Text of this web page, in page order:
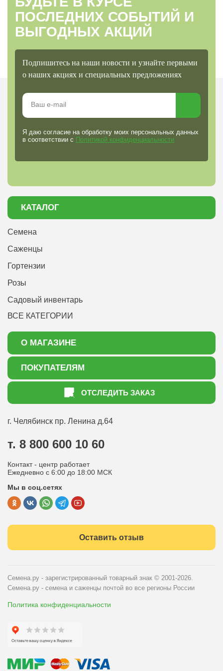
ПОСЛЕДНИХ СОБЫТИЙ И
ВЫГОДНЫХ АКЦИЙ
Подпишитесь на наши новости и узнайте первыми
о наших акциях и специальных предложениях
Я даю согласие на обработку моих персональных данных
в соответствии с Политикой конфиденциальности
КАТАЛОГ
Семена
Саженцы
Гортензии
Розы
Садовый инвентарь
ВСЕ КАТЕГОРИИ
О МАГАЗИНЕ
О нас
Акции
ПОКУПАТЕЛЯМ
Как оформить заказ
Статьи садоводу
Оптовым покупателям
Политика конфиденциальности
Публичная оферта
ОТСЛЕДИТЬ ЗАКАЗ
г. Челябинск пр. Ленина д.64
т. 8 800 600 10 60
Контакт - центр работает
Ежедневно с 6:00 до 18:00 МСК
Мы в соц.сетях
Оставить отзыв
Семена.ру - зарегистрированный товарный знак © 2001-2026.
Семена.ру - семена и саженцы почтой во все регионы России
Политика конфиденциальности